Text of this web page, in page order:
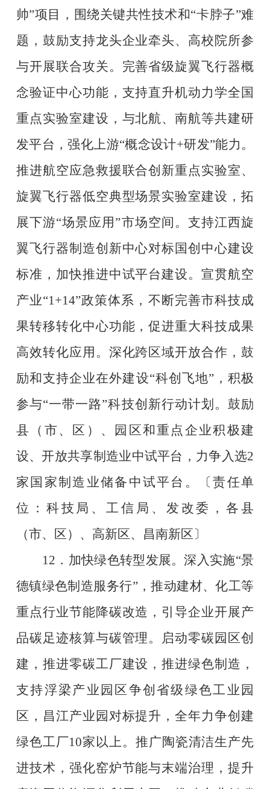
帅”项目，围绕关键共性技术和“卡脖子”难
题，鼓励支持龙头企业牵头、高校院所参
与开展联合攻关。完善省级旋翼飞行器概
念验证中心功能，支持直升机动力学全国
重点实验室建设，与北航、南航等共建研
发平台，强化上游“概念设计+研发”能力。
推进航空应急救援联合创新重点实验室、
旋翼飞行器低空典型场景实验室建设，拓
展下游“场景应用 ”市场空间。支持江西旋
翼飞行器制造创新中心对标国创中心建设
标准，加快推进中试平台建设。宣贯航空
产业“1+14”政策体系，不断完善市科技成
果转移转化中心功能，促进重大科技成果
高效转化应用。深化跨区域开放合作，鼓
励和支持企业在外建设“科创飞地”，积极
参与“一带一路”科技创新行动计划。鼓励
县（市、区）、园区和重点企业积极建
设、开放共享制造业中试平台，力争入选2
家国家制造业储备中试平台。
〔责任单
位：科技局、工信局、发改委，各县
（市、区）、高新区、昌南新区〕
12 ．加快绿色转型发展。深入实施“景
德镇绿色制造服务行”，推动建材、化工等
重点行业节能降碳改造，引导企业开展产
品碳足迹核算与碳管理。启动零碳园区创
建，推进零碳工厂建设，推进绿色制造，
支持浮梁产业园区争创省级绿色工业园
区，昌江产业园对标提升，全年力争创建
绿色工厂10家以上。推广陶瓷清洁生产先
进技术，强化窑炉节能与末端治理，提升